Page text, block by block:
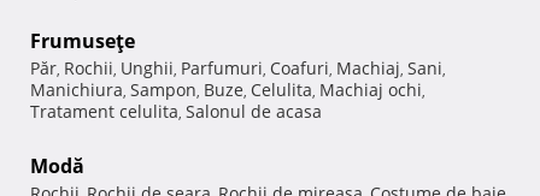
Frumuseţe
Păr, Rochii, Unghii, Parfumuri, Coafuri, Machiaj, Sani,
Manichiura, Sampon, Buze, Celulita, Machiaj ochi,
Tratament celulita, Salonul de acasa
Modă